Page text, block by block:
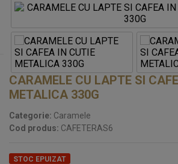
CARAMELE CU LAPTE SI
METALICA 330G
Categorie: Caramele
Cod produs: CAFETERAS6
STOC EPUIZAT